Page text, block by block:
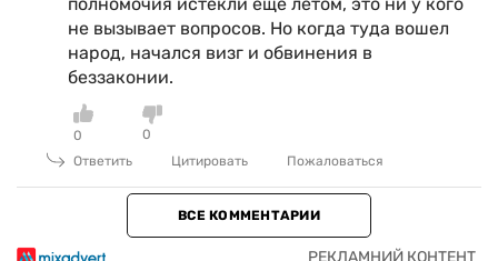
не вызывает вопросов. Но когда туда вошел
народ, начался визг и обвинения в
беззаконии.
0
0
Ответить
Цитировать Пожаловаться
ВСЕ КОММЕНТАРИИ